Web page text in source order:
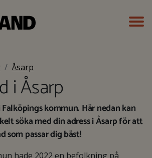
Åsarp
i Åsarp
kommun. Här nedan kan
söka med din adress i Åsarp för att
som passar dig bäst!
hade 2022 en befolkning på